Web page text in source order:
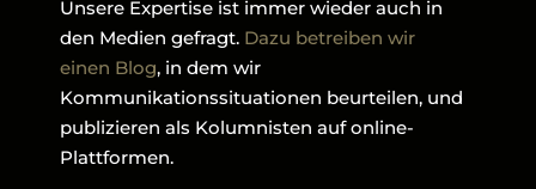
Unsere Expertise ist immer wieder auch in
den Medien gefragt. Dazu betreiben wir
einen Blog, in dem wir
Kommunikationssituationen beurteilen, und
publizieren als Kolumnisten auf online-
Plattformen.